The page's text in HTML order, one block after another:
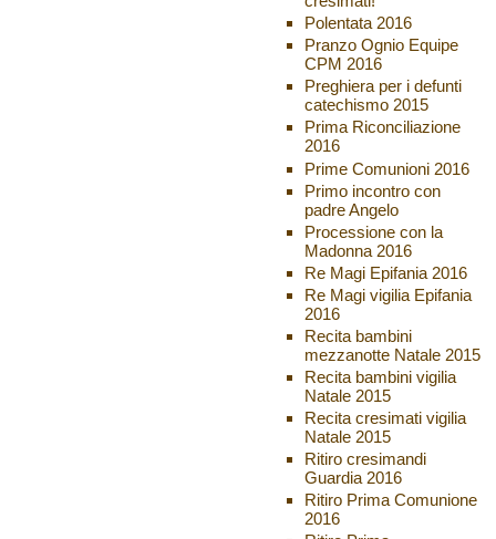
Polentata 2016
Pranzo Ognio Equipe
CPM 2016
Preghiera per i defunti
catechismo 2015
Prima Riconciliazione
2016
Prime Comunioni 2016
Primo incontro con
padre Angelo
Processione con la
Madonna 2016
Re Magi Epifania 2016
Re Magi vigilia Epifania
2016
Recita bambini
mezzanotte Natale 2015
Recita bambini vigilia
Natale 2015
Recita cresimati vigilia
Natale 2015
Ritiro cresimandi
Guardia 2016
Ritiro Prima Comunione
2016